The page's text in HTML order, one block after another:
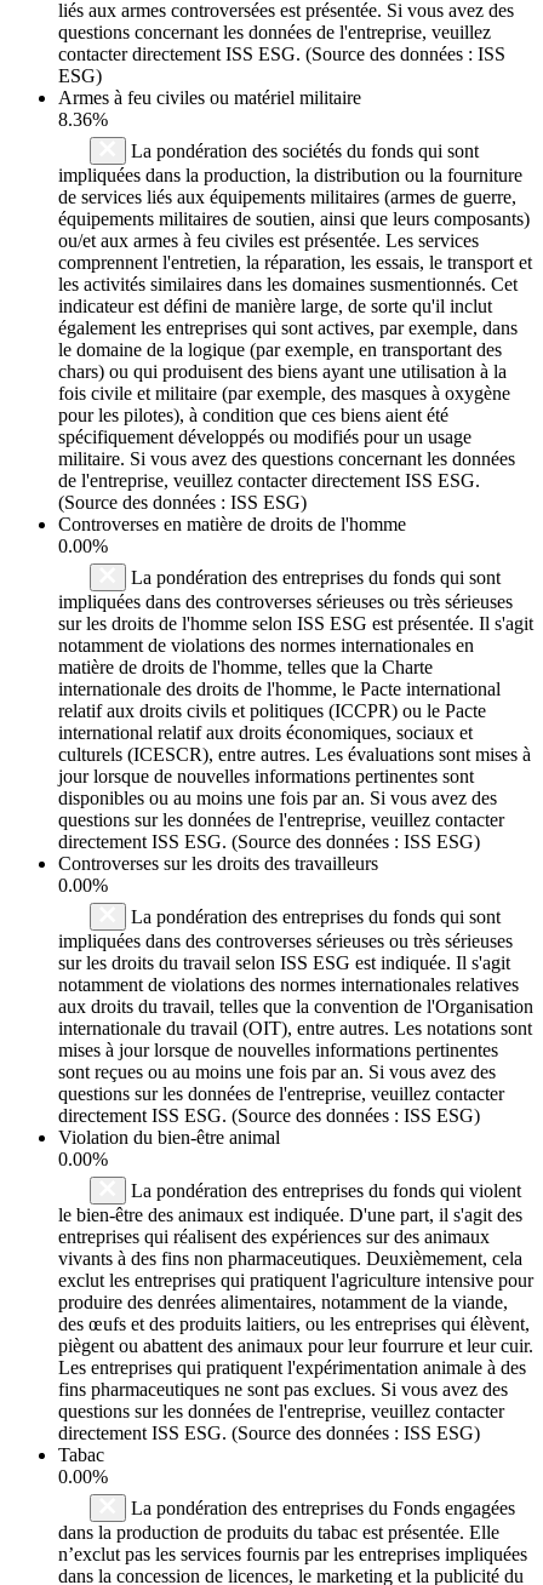
liés aux armes controversées est présentée. Si vous avez des
questions concernant les données de l'entreprise, veuillez
contacter directement ISS ESG. (Source des données : ISS
ESG)
Armes à feu civiles ou matériel militaire
8.36%
La pondération des sociétés du fonds qui sont
impliquées dans la production, la distribution ou la fourniture
de services liés aux équipements militaires (armes de guerre,
équipements militaires de soutien, ainsi que leurs composants)
ou/et aux armes à feu civiles est présentée. Les services
comprennent l'entretien, la réparation, les essais, le transport et
les activités similaires dans les domaines susmentionnés. Cet
indicateur est défini de manière large, de sorte qu'il inclut
également les entreprises qui sont actives, par exemple, dans
le domaine de la logique (par exemple, en transportant des
chars) ou qui produisent des biens ayant une utilisation à la
fois civile et militaire (par exemple, des masques à oxygène
pour les pilotes), à condition que ces biens aient été
spécifiquement développés ou modifiés pour un usage
militaire. Si vous avez des questions concernant les données
de l'entreprise, veuillez contacter directement ISS ESG.
(Source des données : ISS ESG)
Controverses en matière de droits de l'homme
0.00%
La pondération des entreprises du fonds qui sont
impliquées dans des controverses sérieuses ou très sérieuses
sur les droits de l'homme selon ISS ESG est présentée. Il s'agit
notamment de violations des normes internationales en
matière de droits de l'homme, telles que la Charte
internationale des droits de l'homme, le Pacte international
relatif aux droits civils et politiques (ICCPR) ou le Pacte
international relatif aux droits économiques, sociaux et
culturels (ICESCR), entre autres. Les évaluations sont mises à
jour lorsque de nouvelles informations pertinentes sont
disponibles ou au moins une fois par an. Si vous avez des
questions sur les données de l'entreprise, veuillez contacter
directement ISS ESG. (Source des données : ISS ESG)
Controverses sur les droits des travailleurs
0.00%
La pondération des entreprises du fonds qui sont
impliquées dans des controverses sérieuses ou très sérieuses
sur les droits du travail selon ISS ESG est indiquée. Il s'agit
notamment de violations des normes internationales relatives
aux droits du travail, telles que la convention de l'Organisation
internationale du travail (OIT), entre autres. Les notations sont
mises à jour lorsque de nouvelles informations pertinentes
sont reçues ou au moins une fois par an. Si vous avez des
questions sur les données de l'entreprise, veuillez contacter
directement ISS ESG. (Source des données : ISS ESG)
Violation du bien-être animal
0.00%
La pondération des entreprises du fonds qui violent
le bien-être des animaux est indiquée. D'une part, il s'agit des
entreprises qui réalisent des expériences sur des animaux
vivants à des fins non pharmaceutiques. Deuxièmement, cela
exclut les entreprises qui pratiquent l'agriculture intensive pour
produire des denrées alimentaires, notamment de la viande,
des œufs et des produits laitiers, ou les entreprises qui élèvent,
piègent ou abattent des animaux pour leur fourrure et leur cuir.
Les entreprises qui pratiquent l'expérimentation animale à des
fins pharmaceutiques ne sont pas exclues. Si vous avez des
questions sur les données de l'entreprise, veuillez contacter
directement ISS ESG. (Source des données : ISS ESG)
Tabac
0.00%
La pondération des entreprises du Fonds engagées
dans la production de produits du tabac est présentée. Elle
n’exclut pas les services fournis par les entreprises impliquées
dans la concession de licences, le marketing et la publicité du